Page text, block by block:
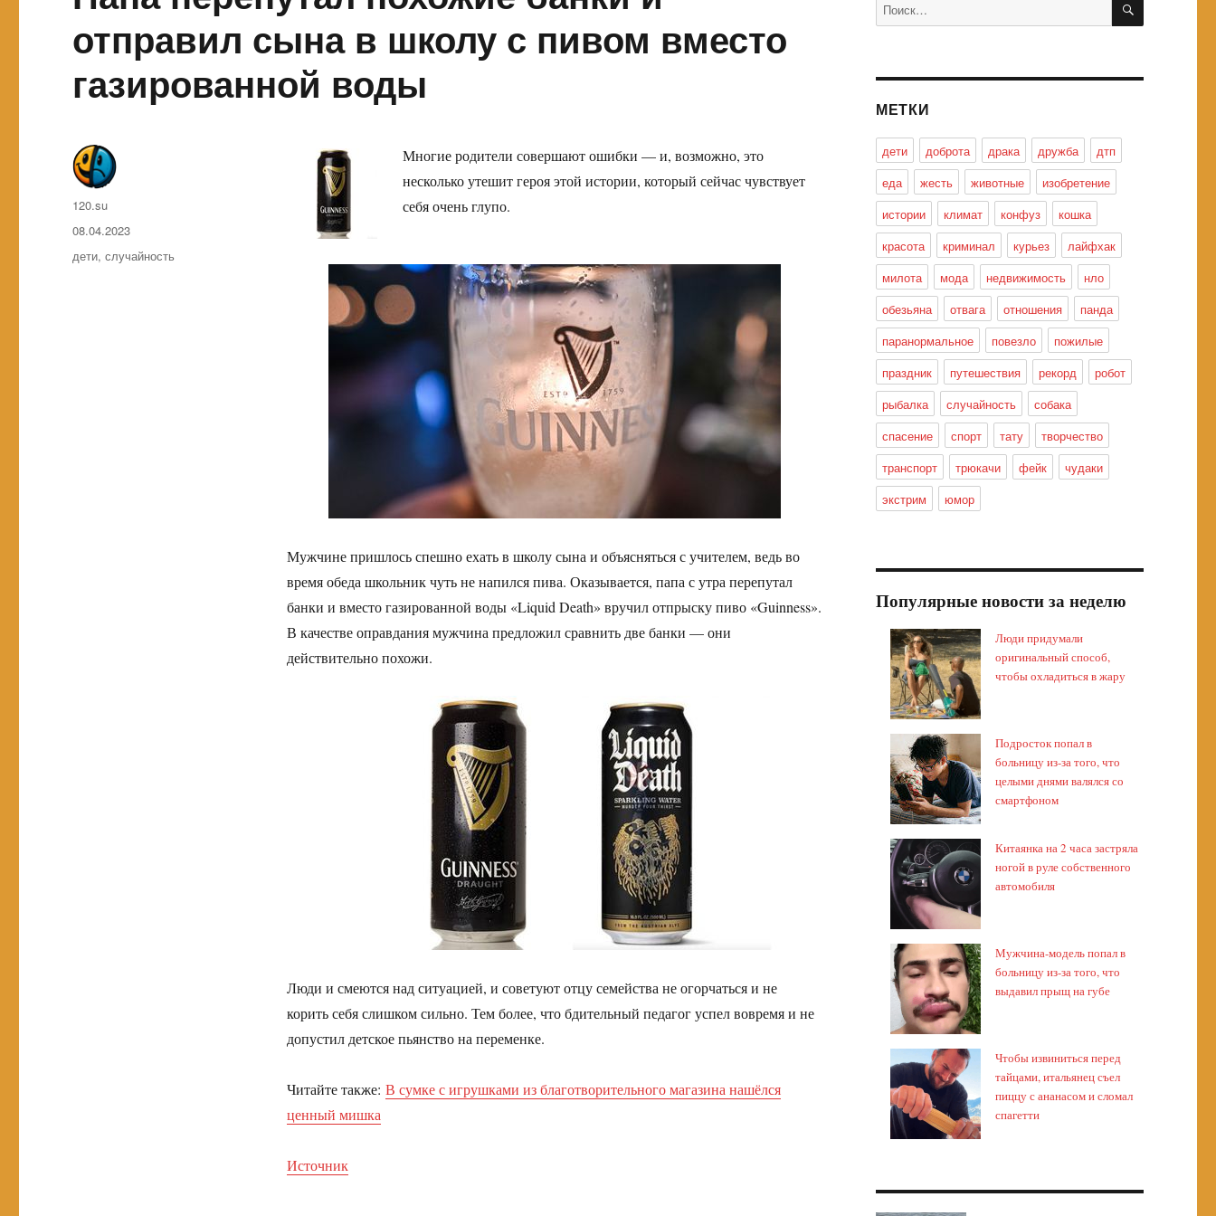
отправил сына в школу с пивом вместо
газированной воды
Многие родители совершают ошибки — и, возможно, это
несколько утешит героя этой истории, который сейчас чувствует
себя очень глупо.
Мужчине пришлось спешно ехать в школу сына и объясняться с учителем, ведь во
время обеда школьник чуть не напился пива. Оказывается, папа с утра перепутал
банки и вместо газированной воды «Liquid Death» вручил отпрыску пиво «Guinness».
В качестве оправдания мужчина предложил сравнить две банки — они
действительно похожи.
Люди и смеются над ситуацией, и советуют отцу семейства не огорчаться и не
корить себя слишком сильно. Тем более, что бдительный педагог успел вовремя и не
допустил детское пьянство на переменке.
Читайте также: В сумке с игрушками из благотворительного магазина нашёлся
ценный мишка
Источник
Автор
120.su
Опубликовано
08.04.2023
Метки
дети,случайность
МЕТКИ
дети доброта драка дружба
дтп
еда
жесть животные
изобретение
истории
климат конфуз
кошка
красота
криминал курьез
лайфхак
милота
мода недвижимость
нло
обезьяна
отвага отношения
панда
паранормальное
повезло
пожилые
праздник
путешествия рекорд
робот
рыбалка
случайность
собака
спасение
спорт тату
творчество
транспорт
трюкачи фейк
чудаки
экстрим
юмор
Популярные новости за неделю
Люди придумали
оригинальный способ,
чтобы охладиться в жару
Подросток попал в
больницу из-за того, что
целыми днями валялся со
смартфоном
Китаянка на 2 часа застряла
ногой в руле собственного
автомобиля
Мужчина-модель попал в
больницу из-за того, что
выдавил прыщ на губе
Чтобы извиниться перед
тайцами, итальянец съел
пиццу с ананасом и сломал
спагетти